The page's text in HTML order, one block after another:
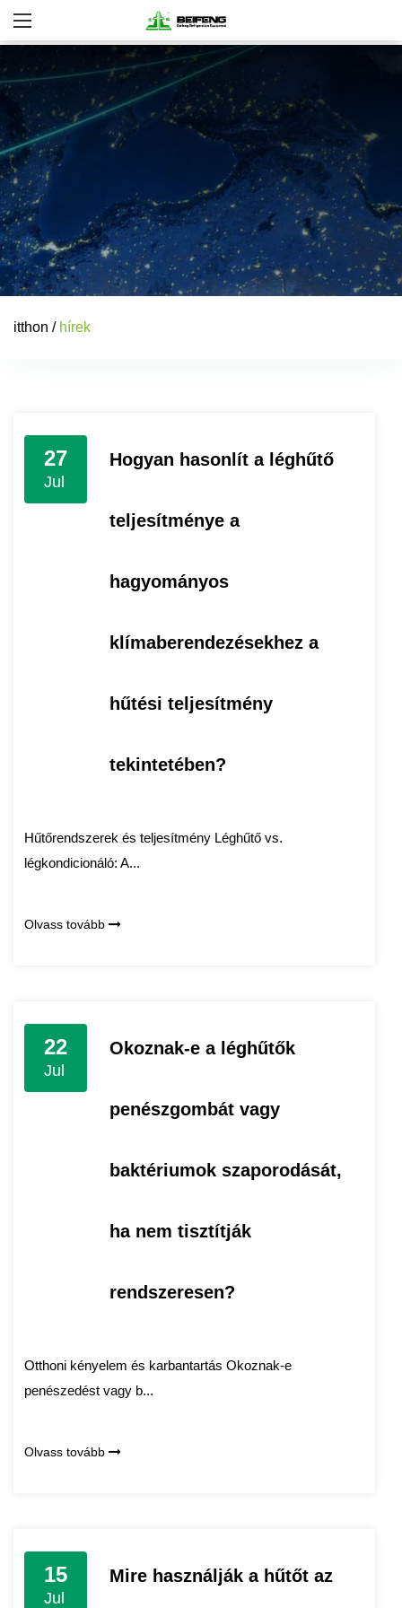
itthon / hírek
27
Jul
Hogyan hasonlít a léghűtő
teljesítménye a
hagyományos
klímaberendezésekhez a
hűtési teljesítmény
tekintetében?
Hűtőrendszerek és teljesítmény Léghűtő vs.
légkondicionáló: A...
Olvass tovább
22
Jul
Okoznak-e a léghűtők
penészgombát vagy
baktériumok szaporodását,
ha nem tisztítják
rendszeresen?
Otthoni kényelem és karbantartás Okoznak-e
penészedést vagy b...
Olvass tovább
15
Jul
Mire használják a hűtőt az